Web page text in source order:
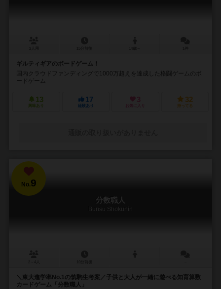
ギルティギアのボードゲーム！
国内クラウドファンディングで1000万超えを達成した格闘ゲームのボ
ードゲーム
13
興味あり
17
経験あり
3
お気に入り
32
持ってる
No.9
分数職人
Bunsu Shokunin
＼東大進学率No.1の筑駒生考案／子供と大人が一緒に遊べる知育算数
カードゲーム「分数職人」